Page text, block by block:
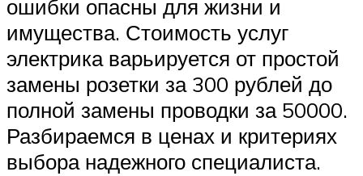
ошибки опасны для жизни и
имущества. Стоимость услуг
электрика варьируется от простой
замены розетки за 300 рублей до
полной замены проводки за 50000.
Разбираемся в ценах и критериях
выбора надежного специалиста.